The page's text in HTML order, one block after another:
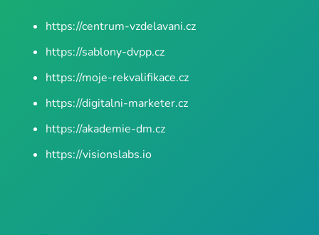
https://centrum-vzdelavani.cz
https://sablony-dvpp.cz
https://moje-rekvalifikace.cz
https://digitalni-marketer.cz
https://akademie-dm.cz
https://visionslabs.io